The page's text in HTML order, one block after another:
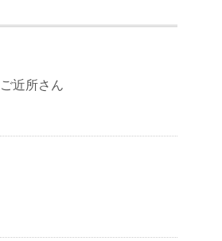
ご近所さん